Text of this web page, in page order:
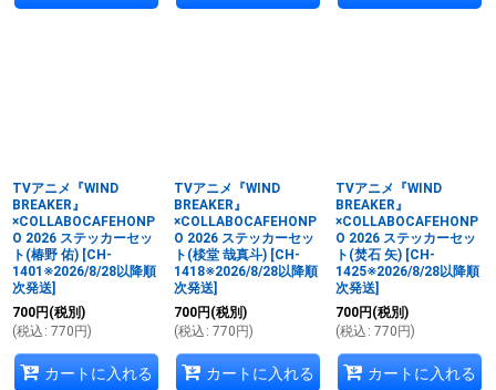
TVアニメ『WIND
BREAKER』
×COLLABOCAFEHONP
O 2026 ステッカーセッ
ト(椿野 佑) [CH-
1401※2026/8/28以降順
次発送]
700円 (税別)
(税込 : 770 円)
カートに入れる
TVアニメ『WIND
BREAKER』
×COLLABOCAFEHONP
O 2026 ステッカーセッ
ト(棪堂 哉真斗) [CH-
1418※2026/8/28以降順
次発送]
700円 (税別)
(税込 : 770 円)
カートに入れる
TVアニメ『WIND
BREAKER』
×COLLABOCAFEHONP
O 2026 ステッカーセッ
ト(焚石 矢) [CH-
1425※2026/8/28以降順
次発送]
700円 (税別)
(税込 : 770 円)
カートに入れる